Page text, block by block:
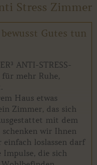
Stress Zimmer
Gutes tun
ANTI-STRESS-
mehr Ruhe,
Haus etwas
Zimmer, das sich
mit dem
schenken wir Ihnen
loslassen darf
die sich